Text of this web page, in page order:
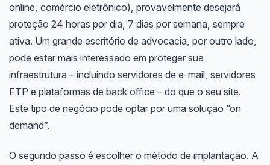
online, comércio eletrônico), provavelmente desejará
proteção 24 horas por dia, 7 dias por semana, sempre
ativa. Um grande escritório de advocacia, por outro lado,
pode estar mais interessado em proteger sua
infraestrutura – incluindo servidores de e-mail, servidores
FTP e plataformas de back office – do que o seu site.
Este tipo de negócio pode optar por uma solução “on
demand”.
O segundo passo é escolher o método de implantação. A